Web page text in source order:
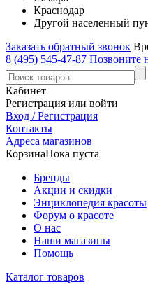
Краснодар
Другой населенный
Заказать обратный звонок
8 (495) 545-47-87 Позвоните
Кабинет
Регистрация или войти
Вход / Регистрация
Контакты
Адреса магазинов
КорзинаПока пуста
Бренды
Акции и скидки
Энциклопедия красоты
Форум о красоте
О нас
Наши магазины
Помощь
Каталог товаров